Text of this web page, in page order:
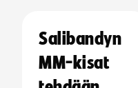
Salibandyn
MM-kisat